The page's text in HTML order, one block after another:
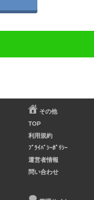
その他
TOP
利用規約
ﾌﾟﾗｲﾊﾞｼｰﾎﾟﾘｼｰ
運営者情報
問い合わせ